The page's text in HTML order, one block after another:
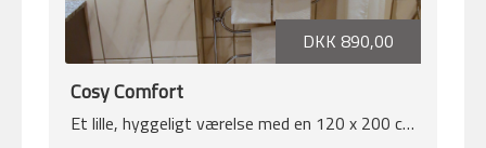
Cosy Comfort
Et lille, hyggeligt værelse med en 120 x 200 cm
DKK 890,00